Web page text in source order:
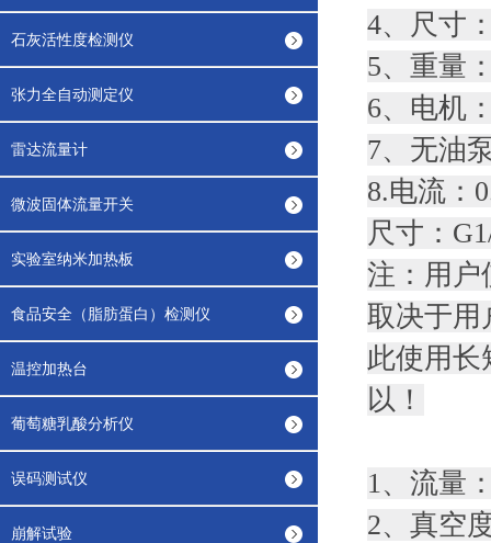
石灰活性度检测仪
张力全自动测定仪
雷达流量计
微波固体流量开关
实验室纳米加热板
食品安全（脂肪蛋白）检测仪
温控加热台
葡萄糖乳酸分析仪
误码测试仪
崩解试验
4、尺寸
5、重量
6、电机
7、无油
8.电流：
尺寸：
注：用户
取决于用
此使用
以！
1、流量
2、真空